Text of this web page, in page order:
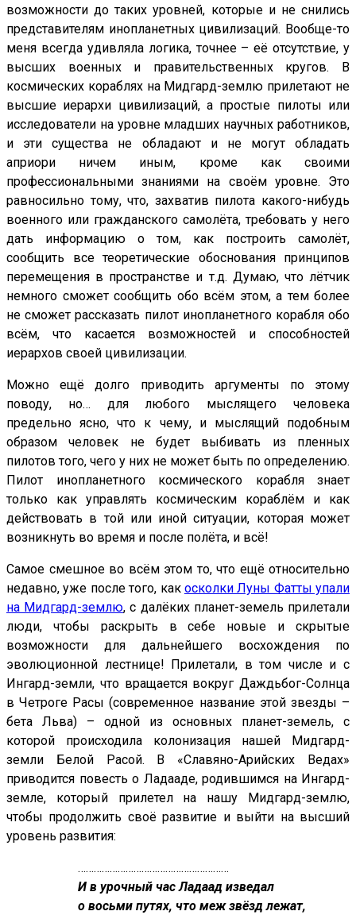
возможности до таких уровней, которые и не снились
представителям инопланетных цивилизаций. Вообще-то
меня всегда удивляла логика, точнее – её отсутствие, у
высших военных и правительственных кругов. В
космических кораблях на Мидгард-землю прилетают не
высшие иерархи цивилизаций, а простые пилоты или
исследователи на уровне младших научных работников,
и эти существа не обладают и не могут обладать
априори ничем иным, кроме как своими
профессиональными знаниями на своём уровне. Это
равносильно тому, что, захватив пилота какого-нибудь
военного или гражданского самолёта, требовать у него
дать информацию о том, как построить самолёт,
сообщить все теоретические обоснования принципов
перемещения в пространстве и т.д. Думаю, что лётчик
немного сможет сообщить обо всём этом, а тем более
не сможет рассказать пилот инопланетного корабля обо
всём, что касается возможностей и способностей
иерархов своей цивилизации.
Можно ещё долго приводить аргументы по этому
поводу, но… для любого мыслящего человека
предельно ясно, что к чему, и мыслящий подобным
образом человек не будет выбивать из пленных
пилотов того, чего у них не может быть по определению.
Пилот инопланетного космического корабля знает
только как управлять космическим кораблём и как
действовать в той или иной ситуации, которая может
возникнуть во время и после полёта, и всё!
Самое смешное во всём этом то, что ещё относительно
недавно, уже после того, как осколки Луны Фатты упали
на Мидгард-землю, с далёких планет-земель прилетали
люди, чтобы раскрыть в себе новые и скрытые
возможности для дальнейшего восхождения по
эволюционной лестнице! Прилетали, в том числе и с
Ингард-земли, что вращается вокруг Даждьбог-Солнца
в Четроге Расы (современное название этой звезды –
бета Льва) – одной из основных планет-земель, с
которой происходила колонизация нашей Мидгард-
земли Белой Расой. В «Славяно-Арийских Ведах»
приводится повесть о Ладааде, родившимся на Ингард-
земле, который прилетел на нашу Мидгард-землю,
чтобы продолжить своё развитие и выйти на высший
уровень развития:
…………………………………………………
И в урочный час Ладаад изведал
о восьми путях, что меж звёзд лежат,